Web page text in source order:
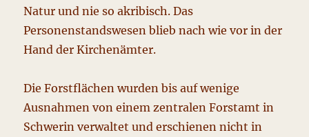
Natur und nie so akribisch. Das
Personenstandswesen blieb nach wie vor in der
Hand der Kirchenämter.
Die Forstflächen wurden bis auf wenige
Ausnahmen von einem zentralen Forstamt in
Schwerin verwaltet und erschienen nicht in